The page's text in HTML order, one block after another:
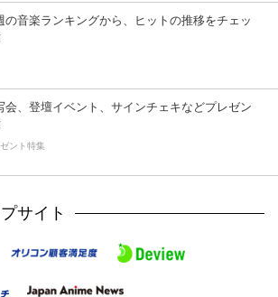
の音楽ランキングから、ヒットの推移をチェッ
会、登壇イベント、サインチェキなどプレゼン
ント特集
サイト